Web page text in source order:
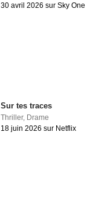
30 avril 2026 sur Sky One
Sur tes traces
Thriller, Drame
18 juin 2026 sur Netflix